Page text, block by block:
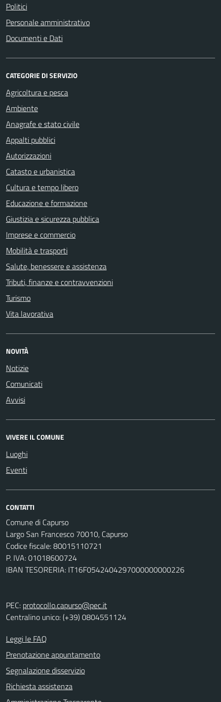
Politici
Personale amministrativo
Documenti e Dati
CATEGORIE DI SERVIZIO
Agricoltura e pesca
Ambiente
Anagrafe e stato civile
Appalti pubblici
Autorizzazioni
Catasto e urbanistica
Cultura e tempo libero
Educazione e formazione
Giustizia e sicurezza pubblica
Imprese e commercio
Mobilità e trasporti
Salute, benessere e assistenza
Tributi, finanze e contravvenzioni
Turismo
Vita lavorativa
NOVITÀ
Notizie
Comunicati
Avvisi
VIVERE IL COMUNE
Luoghi
Eventi
CONTATTI
Comune di Capurso
Largo San Francesco 70010, Capurso
Codice fiscale: 80015110721
P. IVA: 01018600724
IBAN TESORERIA: IT16F0542404297000000000226
PEC: protocollo.capurso@pec.it
Centralino unico: (+39) 0804551124
Leggi le FAQ
Prenotazione appuntamento
Segnalazione disservizio
Richiesta assistenza